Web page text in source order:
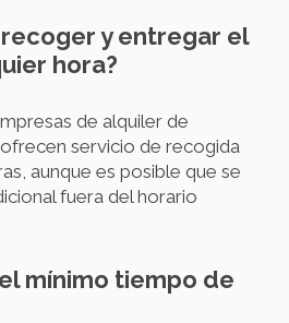
recoger y entregar el
hora?
de alquiler de
servicio de recogida
aunque es posible que se
fuera del horario
mínimo tiempo de